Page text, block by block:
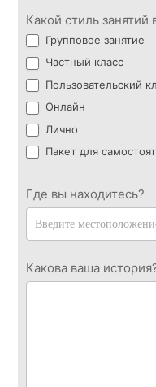
Какой стиль
Групповое занятие
Частный класс
Пользовательский
Онлайн
Лично
Пакет для
Где вы находитесь?
Какова ваша